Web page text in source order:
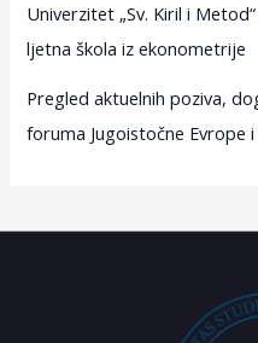
Univerzitet „Sv. Kiril i
ljetna škola iz ekonometrije
Pregled aktuelnih poziva,
foruma Jugoistočne Evrope